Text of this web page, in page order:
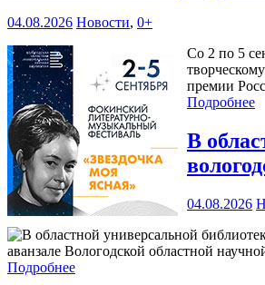
04.08.2026 Новости, 0+
Со 2 по 5
премии
Подробнее
В
04.08.2026
аванзале Вологодской областной
Подробнее